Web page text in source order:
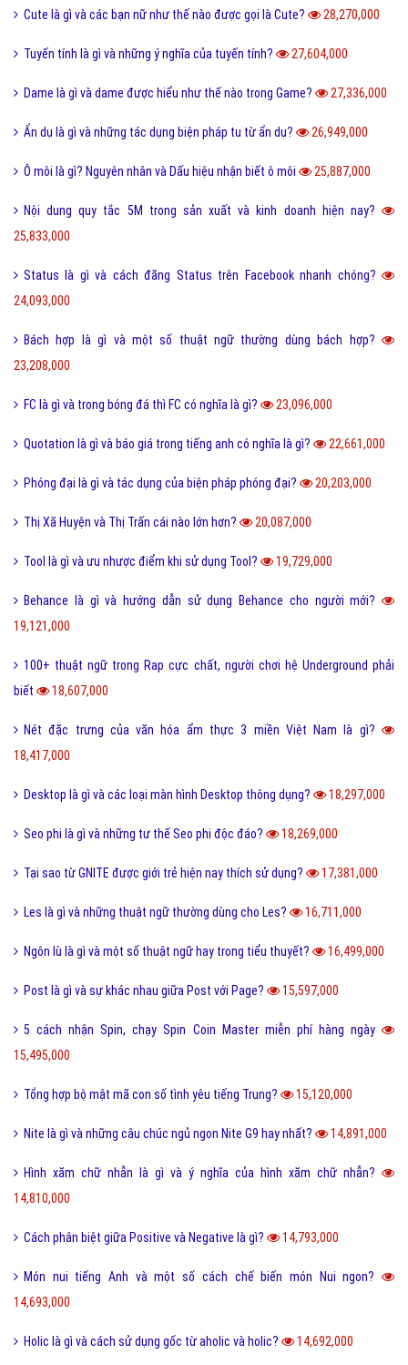
Cute là gì và các bạn nữ như thế nào được gọi là Cute? 28,270,000
Tuyến tính là gì và những ý nghĩa của tuyến tính? 27,604,000
Dame là gì và dame được hiểu như thế nào trong Game? 27,336,000
Ẩn dụ là gì và những tác dụng biện pháp tu từ ẩn dụ? 26,949,000
Ô môi là gì? Nguyên nhân và Dấu hiệu nhận biết ô môi 25,887,000
Nội dung quy tắc 5M trong sản xuất và kinh doanh hiện nay?
25,833,000
Status là gì và cách đăng Status trên Facebook nhanh chóng?
24,093,000
Bách hợp là gì và một số thuật ngữ thường dùng bách hợp?
23,208,000
FC là gì và trong bóng đá thì FC có nghĩa là gì? 23,096,000
Quotation là gì và báo giá trong tiếng anh có nghĩa là gì? 22,661,000
Phóng đại là gì và tác dụng của biện pháp phóng đại? 20,203,000
Thị Xã Huyện và Thị Trấn cái nào lớn hơn? 20,087,000
Tool là gì và ưu nhược điểm khi sử dụng Tool? 19,729,000
Behance là gì và hướng dẫn sử dụng Behance cho người mới?
19,121,000
100+ thuật ngữ trong Rap cực chất, người chơi hệ Underground phải
biết
18,607,000
Nét đặc trưng của văn hóa ẩm thực 3 miền Việt Nam là gì?
18,417,000
Desktop là gì và các loại màn hình Desktop thông dụng? 18,297,000
Seo phi là gì và những tư thế Seo phi độc đáo? 18,269,000
Tại sao từ GNITE được giới trẻ hiện nay thích sử dụng? 17,381,000
Les là gì và những thuật ngữ thường dùng cho Les? 16,711,000
Ngôn lù là gì và một số thuật ngữ hay trong tiểu thuyết? 16,499,000
Post là gì và sự khác nhau giữa Post với Page? 15,597,000
5 cách nhận Spin, chạy Spin Coin Master miễn phí hàng ngày
15,495,000
Tổng hợp bộ mật mã con số tình yêu tiếng Trung? 15,120,000
Nite là gì và những câu chúc ngủ ngon Nite G9 hay nhất? 14,891,000
Hình xăm chữ nhẫn là gì và ý nghĩa của hình xăm chữ nhẫn?
14,810,000
Cách phân biệt giữa Positive và Negative là gì? 14,793,000
Món nui tiếng Anh và một số cách chế biến món Nui ngon?
14,693,000
Holic là gì và cách sử dụng gốc từ aholic và holic? 14,692,000